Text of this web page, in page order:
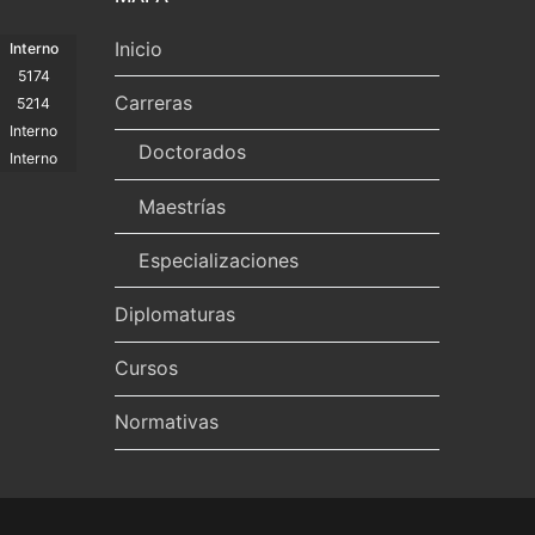
Interno
5174
5214
Interno
Interno
Inicio
Carreras
Doctorados
Maestrías
Especializaciones
Diplomaturas
Cursos
Normativas